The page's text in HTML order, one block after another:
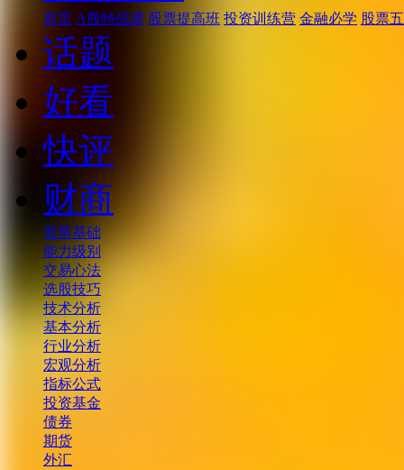
首页 A股特战课 股票提高班 投资训练营 金融必学 股票
话题
好看
快评
财商
股票基础
能力级别
交易心法
选股技巧
技术分析
基本分析
行业分析
宏观分析
指标公式
投资基金
债券
期货
外汇